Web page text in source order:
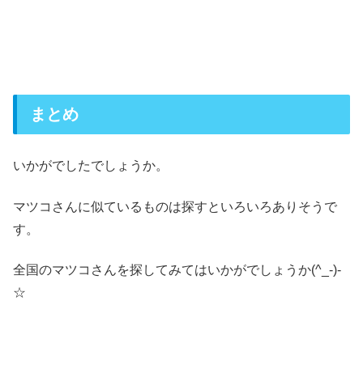
まとめ
いかがでしたでしょうか。
マツコさんに似ているものは探すといろいろありそうで
す。
全国のマツコさんを探してみてはいかがでしょうか(^_-)-
☆